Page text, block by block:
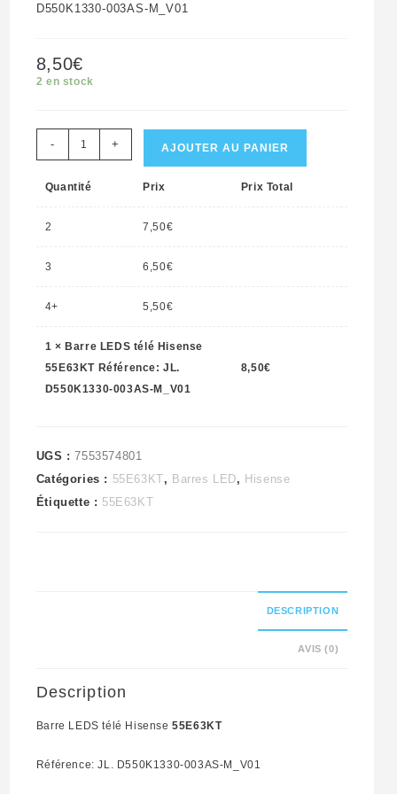
D550K1330-003AS-M_V01
8,50€
2 en stock
quantité
de
Barre
Hisense
Référence:
JL.
D550K1330-
003AS-
- + AJOUTER AU PANIER
Quantité Prix Prix Total
2 7,50€
3 6,50€
4+ 5,50€
1 × Barre LEDS télé Hisense
55E63KT Référence: JL.
D550K1330-003AS-M_V01
8,50€
UGS :7553574801
Catégories : 55E63KT, Barres LED, Hisense
Étiquette : 55E63KT
DESCRIPTION
AVIS (0)
Description
Barre LEDS télé Hisense55E63KT
Référence: JL. D550K1330-003AS-M_V01